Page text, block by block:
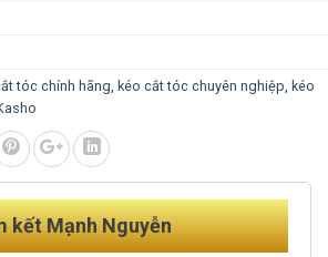
tóc chính hãng kéo cắt tóc chuyên nghiệp kéo
kết Mạnh Nguyễn